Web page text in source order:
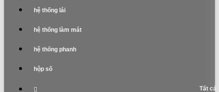
hệ thống lái
hệ thống làm mát
hệ thống phanh
hộp số
Tất cả